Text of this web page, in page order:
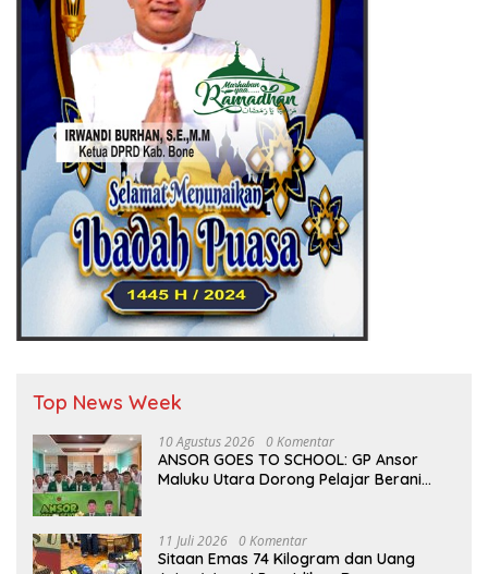
Top News Week
10 Agustus 2026 0 Komentar
ANSOR GOES TO SCHOOL: GP Ansor
Maluku Utara Dorong Pelajar Berani
11 Juli 2026 0 Komentar
Sitaan Emas 74 Kilogram dan Uang